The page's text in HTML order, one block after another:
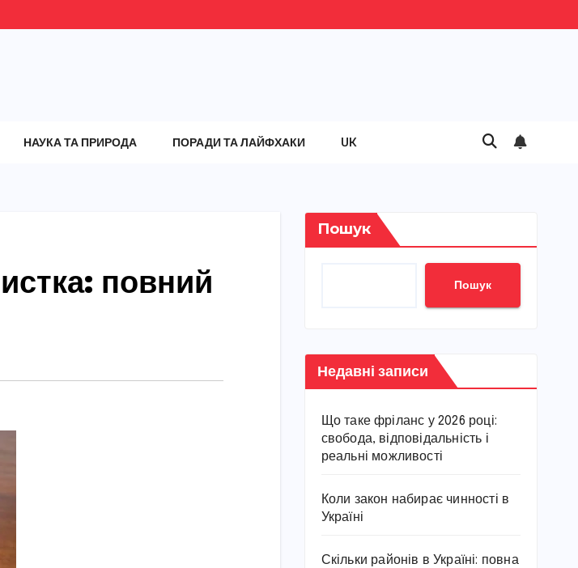
НАУКА ТА ПРИРОДА ПОРАДИ ТА ЛАЙФХАКИ UK
повний
Пошук
Пошук
Недавні записи
Що таке фріланс у 2026 році:
свобода, відповідальність і
реальні можливості
Коли закон набирає чинності в
Україні
Скільки районів в Україні: повна